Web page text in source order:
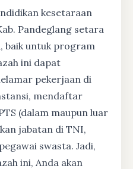
kesetaraan
Pandeglang setara
baik untuk program
ini dapat
pekerjaan di
mendaftar
(dalam maupun luar
jabatan di TNI,
swasta. Jadi,
ini, Anda akan